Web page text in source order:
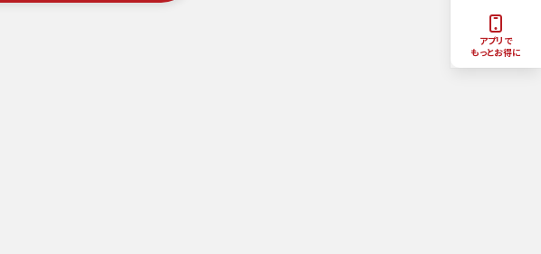
アプリで
もっとお得に